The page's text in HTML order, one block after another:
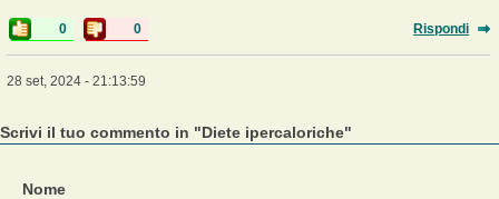
0 0 Rispondi
28 set, 2024 - 21:13:59
Scrivi il tuo commento in "Diete ipercaloriche"
Nome